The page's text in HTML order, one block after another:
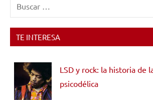
TE INTERESA
LSD y rock: la historia de
psicodélica